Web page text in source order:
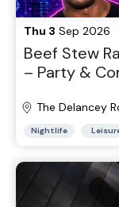
Thu 3 Sep 2026
Beef Stew
– Party &
The Delancey
Nightlife